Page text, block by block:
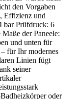
den Vorgaben
Effizienz und
bar Prüfdruck: 6
der Paneele:
und unten für
für Ihr modernes
Linien fügt
seiner
oder